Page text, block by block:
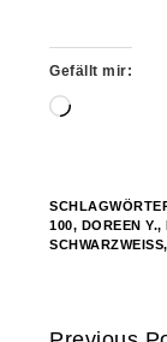
Gefällt mir:
Wird
100, DOREEN Y.,
SCHWARZWEISS